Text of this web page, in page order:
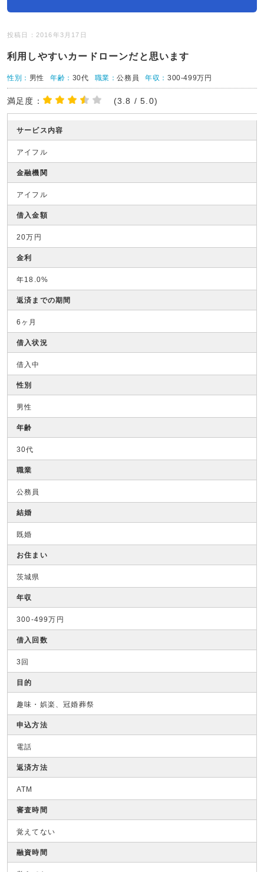
投稿日：2016年3月17日
利用しやすいカードローンだと思います
性別： 男性 年齢： 30代 職業：公務員 年収：300-499万円
満足度： (3.8 / 5.0)
サービス内容
アイフル
金融機関
アイフル
借入金額
20万円
金利
年18.0%
返済までの期間
6ヶ月
借入状況
借入中
性別
男性
年齢
30代
職業
公務員
結婚
既婚
お住まい
茨城県
年収
300-499万円
借入回数
3回
目的
趣味・娯楽、冠婚葬祭
申込方法
電話
返済方法
ATM
審査時間
覚えてない
融資時間